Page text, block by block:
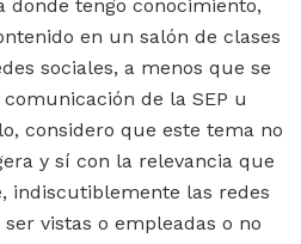
donde tengo conocimiento,
en un salón de clases
sociales, a menos que se
de la SEP u
considero que este tema no
y sí con la relevancia que
indiscutiblemente las redes
vistas o empleadas o no